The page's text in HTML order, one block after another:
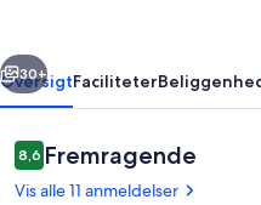
3
bad,
opvarmet
pool.
Næste
30+
OversigtFaciliteter
Anmeldelser
8,68,6 ud af 10.
Fremragende
Vis alle 11 anmeldelser